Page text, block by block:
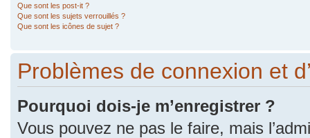
Que sont les post-it ?
Que sont les sujets verrouillés ?
Que sont les icônes de sujet ?
Problèmes de connexion et
Pourquoi dois-je m’enregistrer ?
Vous pouvez ne pas le faire, mais